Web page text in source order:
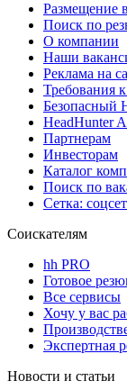
Размещение
Поиск по
О компании
Наши
Реклама на
Требования
Безопасный
HeadHunter
Партнерам
Инвесторам
Каталог
Поиск по
Сетка:
Соискателям
hh PRO
Готовое
Все сервисы
Хочу у вас
Экспертная
Новости и статьи